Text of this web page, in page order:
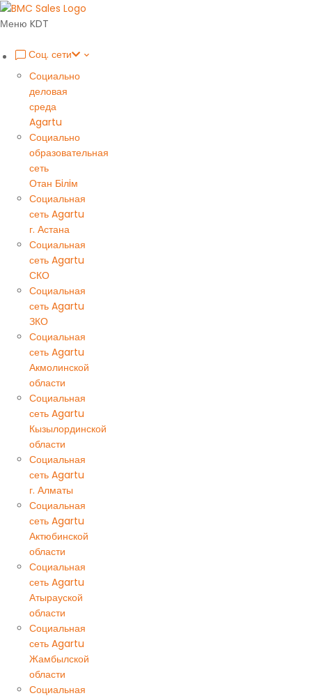
Меню KDT
Соц. сети
Социально
деловая
среда
Agartu
Социально
образовательная
сеть
Отан Бiлiм
Социальная
сеть Agartu
г. Астана
Социальная
сеть Agartu
СКО
Социальная
сеть Agartu
ЗКО
Социальная
сеть Agartu
Акмолинской
области
Социальная
сеть Agartu
Кызылординской
области
Социальная
сеть Agartu
г. Алматы
Социальная
сеть Agartu
Актюбинской
области
Социальная
сеть Agartu
Атырауской
области
Социальная
сеть Agartu
Жамбылской
области
Социальная